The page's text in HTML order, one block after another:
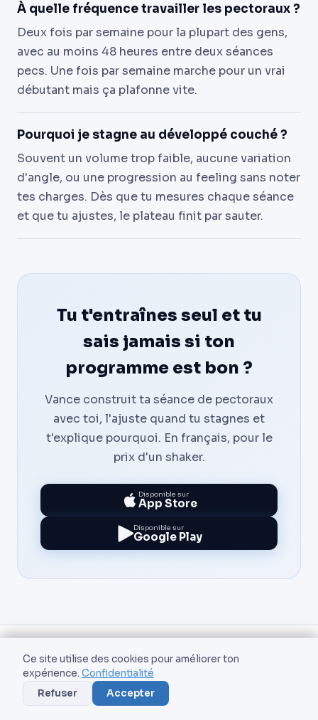
À quelle fréquence travailler les pectoraux ?
Deux fois par semaine pour la plupart des gens,
avec au moins 48 heures entre deux séances
pecs. Une fois par semaine marche pour un vrai
débutant mais ça plafonne vite.
Pourquoi je stagne au développé couché ?
Souvent un volume trop faible, aucune variation
d'angle, ou une progression au feeling sans noter
tes charges. Dès que tu mesures chaque séance
et que tu ajustes, le plateau finit par sauter.
Tu t'entraînes seul et tu
sais jamais si ton
programme est bon ?
Vance construit ta séance de pectoraux
avec toi, l'ajuste quand tu stagnes et
t'explique pourquoi. En français, pour le
prix d'un shaker.
Disponible sur
App Store
Disponible sur
Google Play
AIVancePro
Votre coach fitness personnel propulsé
Ce site utilise des cookies pour améliorer ton
expérience. Confidentialité
Refuser
Accepter